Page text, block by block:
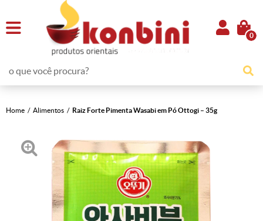
0
Home Alimentos Raiz Forte Pimenta Wasabi em Pó Ottogi – 35g